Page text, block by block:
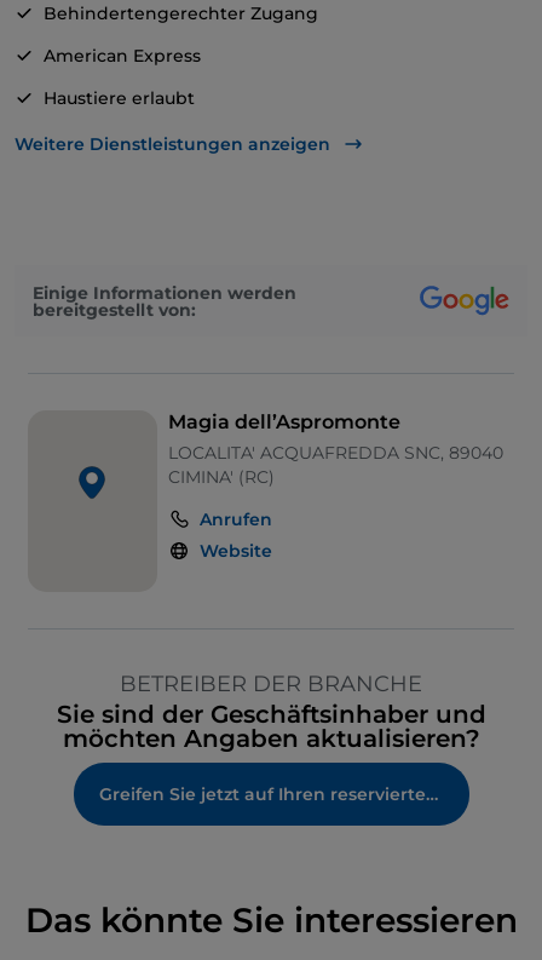
Behindertengerechter Zugang
American Express
Haustiere erlaubt
Apple Pay
Es wird Englisch gesprochen
Tische im Außenbereich
Raucherbereich
Zum Mitnehmen
WLAN
Kinderbereich
Weitere Dienstleistungen anzeigen
Einige Informationen werden
bereitgestellt von:
Magia dell’Aspromonte
LOCALITA' ACQUAFREDDA SNC, 89040
CIMINA' (RC)
Anrufen
Website
BETREIBER DER BRANCHE
Sie sind der Geschäftsinhaber und
möchten Angaben aktualisieren?
Greifen Sie jetzt auf Ihren reservierten Bereich zu
Das könnte Sie interessieren